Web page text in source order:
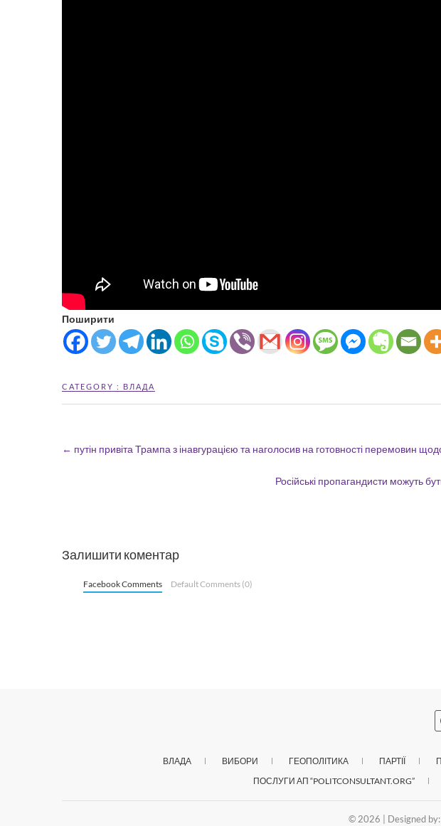
Поширити
CATEGORY : ВЛАДА
← путін привіта Трампа з інавгурацією та наголосив на готовності перемовин щодо
Російські пропагандисти можуть
Залишити коментар
Facebook Comments Default Comments (0)
ВЛАДА ВИБОРИ ГЕОПОЛІТИКА ПАРТІЇ
ПОСЛУГИ АП “POLITCONSULTANT.ORG”
© 2026 | Designed by: